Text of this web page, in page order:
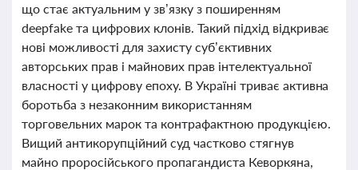
що стає актуальним у зв’язку з поширенням
deepfake та цифрових клонів. Такий підхід відкриває
нові можливості для захисту суб’єктивних
авторських прав і майнових прав інтелектуальної
власності у цифрову епоху. В Україні триває активна
боротьба з незаконним використанням
торговельних марок та контрафактною продукцією.
Вищий антикорупційний суд частково стягнув
майно проросійського пропагандиста Кеворкяна,